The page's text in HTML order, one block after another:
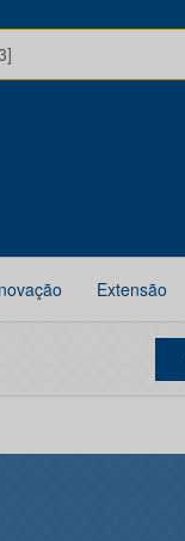
Extensão